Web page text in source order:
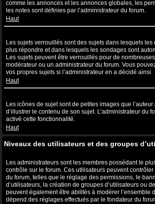
comme les annonces et les annonces globales, les
les notes sont définies par l’administrateur du forum.
Haut
Les sujets verrouillés sont des sujets dans lesquels
plus répondre et dans lesquels les sondages sont
Les sujets peuvent être verrouillés pour de
modérateur ou un administrateur du forum. Vous
vos propres sujets si l’administrateur en a décidé ainsi.
Haut
Les icônes de sujet sont de petites images que
d’illustrer le contenu de son sujet. L’administrateur du
activé cette fonctionnalité.
Haut
Niveaux des utilisateurs et des groupes
Les administrateurs sont les membres possédant le
contrôle sur le forum. Ces utilisateurs peuvent
du forum, telles que le réglage des permissions, le
d’utilisateurs, la création de groupes d’utilisateurs ou
peuvent également être abilités à modérer l’ensemble
dépend des réglages effectués par le fondateur du